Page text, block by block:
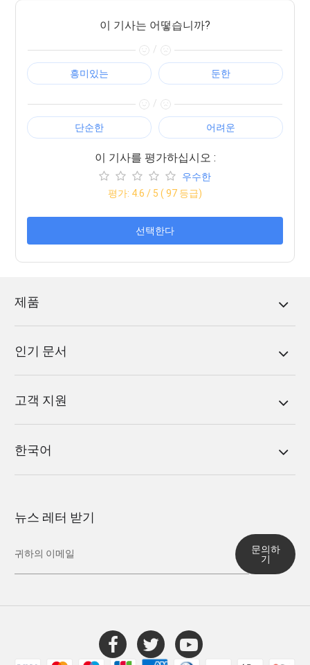
이 기사는 어떻습니까?
/
흥미있는 둔한
/
단순한 어려운
이 기사를 평가하십시오 :
우수한
평가: 4.6 / 5 ( 97 등급)
선택한다
제품
인기 문서
고객 지원
한국어
뉴스 레터 받기
문의하
기